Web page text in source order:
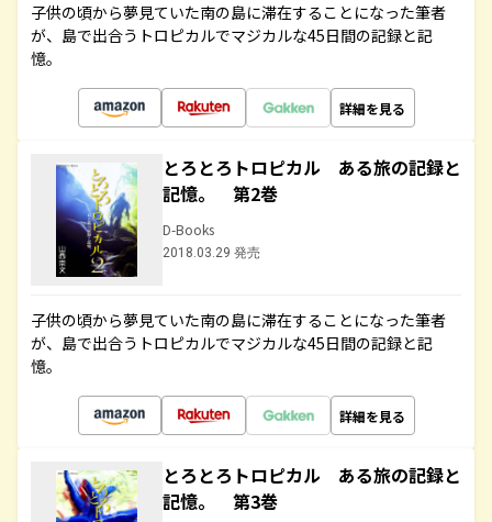
子供の頃から夢見ていた南の島に滞在することになった筆者
が、島で出合うトロピカルでマジカルな45日間の記録と記
憶。
詳細を見る
とろとろトロピカル ある旅の記録と
記憶。 第2巻
D-Books
2018.03.29 発売
子供の頃から夢見ていた南の島に滞在することになった筆者
が、島で出合うトロピカルでマジカルな45日間の記録と記
憶。
詳細を見る
とろとろトロピカル ある旅の記録と
記憶。 第3巻